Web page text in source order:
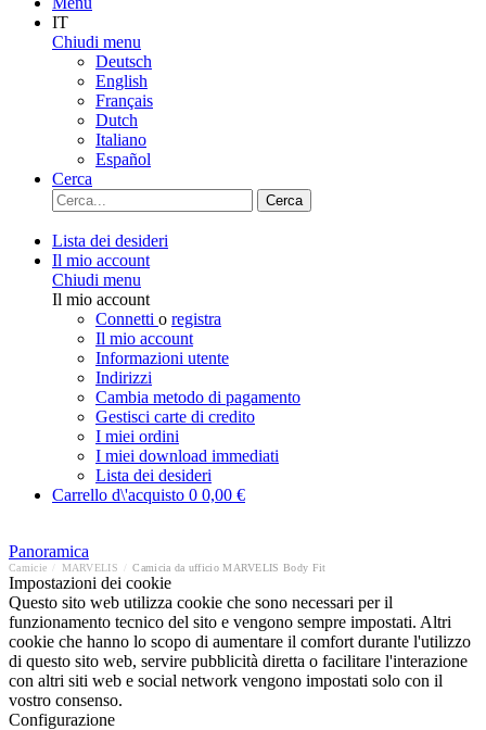
IT
Chiudi menu
Deutsch
English
Français
Dutch
Italiano
Español
Cerca
Cerca
Lista dei desideri
Il mio account
Chiudi menu
Il mio account
Connetti o registra
Il mio account
Informazioni utente
Indirizzi
Cambia metodo di pagamento
Gestisci carte di credito
I miei ordini
I miei download immediati
Lista dei desideri
Carrello d\'acquisto 0 0,00 €
Panoramica
Camicie MARVELIS Camicia da ufficio MARVELIS Body Fit
Impostazioni dei cookie
Questo sito web utilizza cookie che sono necessari per il
funzionamento tecnico del sito e vengono sempre impostati. Altri
cookie che hanno lo scopo di aumentare il comfort durante l'utilizzo
di questo sito web, servire pubblicità diretta o facilitare l'interazione
con altri siti web e social network vengono impostati solo con il
vostro consenso.
Configurazione